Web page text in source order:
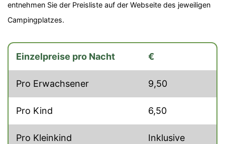
entnehmen Sie der Preisliste auf der Webseite des jeweiligen
Campingplatzes.
Einzelpreise pro Nacht €
Pro Erwachsener 9,50
Pro Kind 6,50
Pro Kleinkind Inklusive